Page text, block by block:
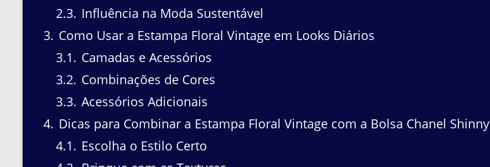
2.3 Influência na Moda Sustentável
3 Como Usar a Estampa Floral Vintage em Looks Diários
3.1
Camadas e Acessórios
3.2 Combinações de Cores
3.3 Acessórios Adicionais
4 Dicas para Combinar a Estampa Floral Vintage com a Bolsa Chanel Shinny
4.1
Escolha o Estilo Certo